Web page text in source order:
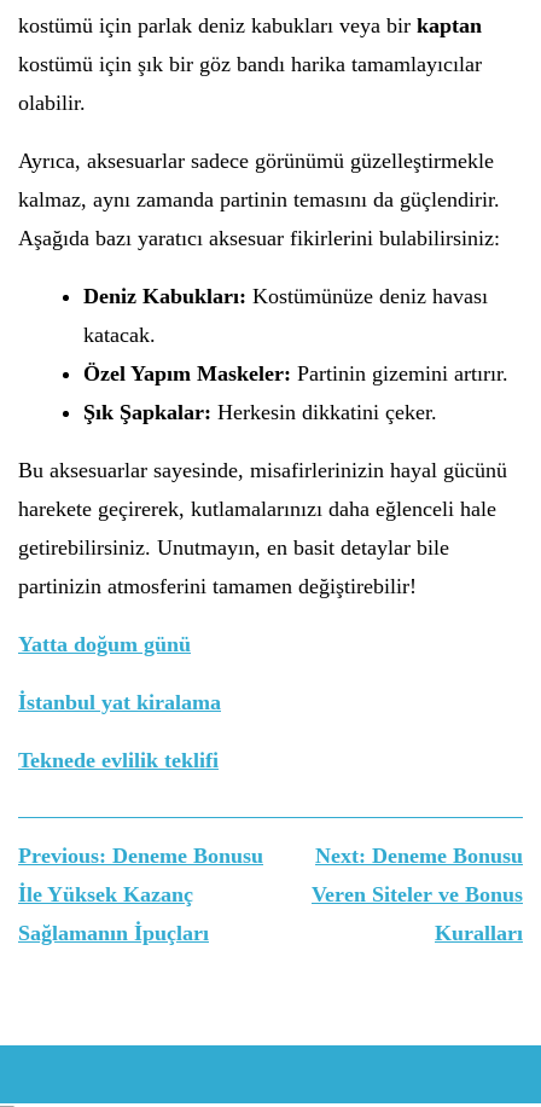
kostümü için parlak deniz kabukları veya bir kaptan
kostümü için şık bir göz bandı harika tamamlayıcılar
olabilir.
Ayrıca, aksesuarlar sadece görünümü güzelleştirmekle
kalmaz, aynı zamanda partinin temasını da güçlendirir.
Aşağıda bazı yaratıcı aksesuar fikirlerini bulabilirsiniz:
Deniz Kabukları: Kostümünüze deniz havası
katacak.
Özel Yapım Maskeler: Partinin gizemini artırır.
Şık Şapkalar: Herkesin dikkatini çeker.
Bu aksesuarlar sayesinde, misafirlerinizin hayal gücünü
harekete geçirerek, kutlamalarınızı daha eğlenceli hale
getirebilirsiniz. Unutmayın, en basit detaylar bile
partinizin atmosferini tamamen değiştirebilir!
Yatta doğum günü
İstanbul yat kiralama
Teknede evlilik teklifi
Yazı
gezinmesi
Previous: Deneme Bonusu
İle Yüksek Kazanç
Sağlamanın İpuçları
Next: Deneme Bonusu
Veren Siteler ve Bonus
Kuralları